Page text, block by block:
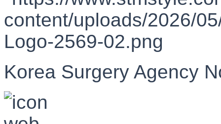
Korea Surgery Agency